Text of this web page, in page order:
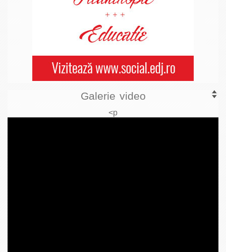
Galerie video
<p